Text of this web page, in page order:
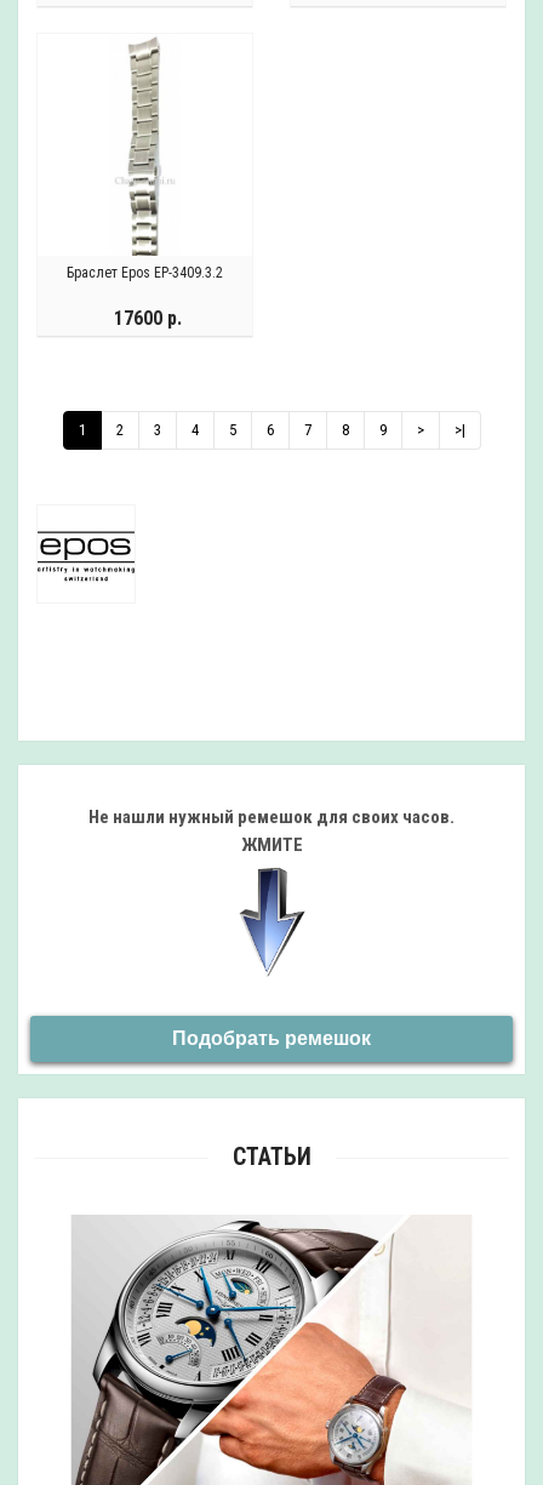
Браслет Epos EP-3409.3.2
17600 р.
1 2 3 4 5 6 7 8 9 > >|
Не нашли нужный ремешок для своих часов.
ЖМИТЕ
Подобрать ремешок
СТАТЬИ